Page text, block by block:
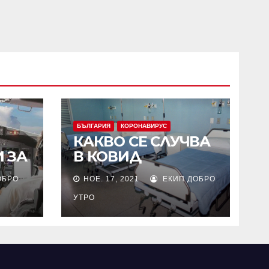
ЗА
БЪЛГАРИЯ КОРОНАВИРУС
КАКВО СЕ СЛУЧВА
В КОВИД
ОТДЕЛЕНИЯТА НА
БОЛНИЦИТЕ?
НОЕ. 17, 2021 ЕКИП ДОБРО
УТРО